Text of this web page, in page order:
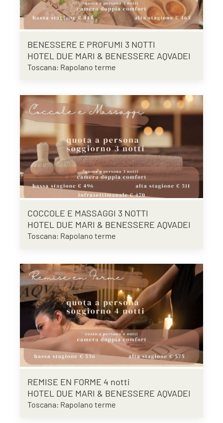
BENESSERE E PROFUMI 3 NOTTI
HOTEL DUE MARI & BENESSERE AQVADEI
Toscana: Rapolano terme
COCCOLE E MASSAGGI 3 NOTTI
HOTEL DUE MARI & BENESSERE AQVADEI
Toscana: Rapolano terme
REMISE EN FORME 4 notti
HOTEL DUE MARI & BENESSERE AQVADEI
Toscana: Rapolano terme